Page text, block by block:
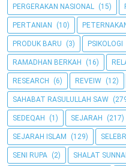
PERGERAKAN NASIONAL (15)
PERTANIAN (10)
PRODUK BARU (3) PSIKOLOGI
RAMADHAN BERKAH (16)
RESEARCH (6) REVEIW (12)
SAHABAT RASULULLAH SAW
SEDEQAH (1) SEJARAH (217)
SEJARAH ISLAM (129)
SENI RUPA (2) SHALAT